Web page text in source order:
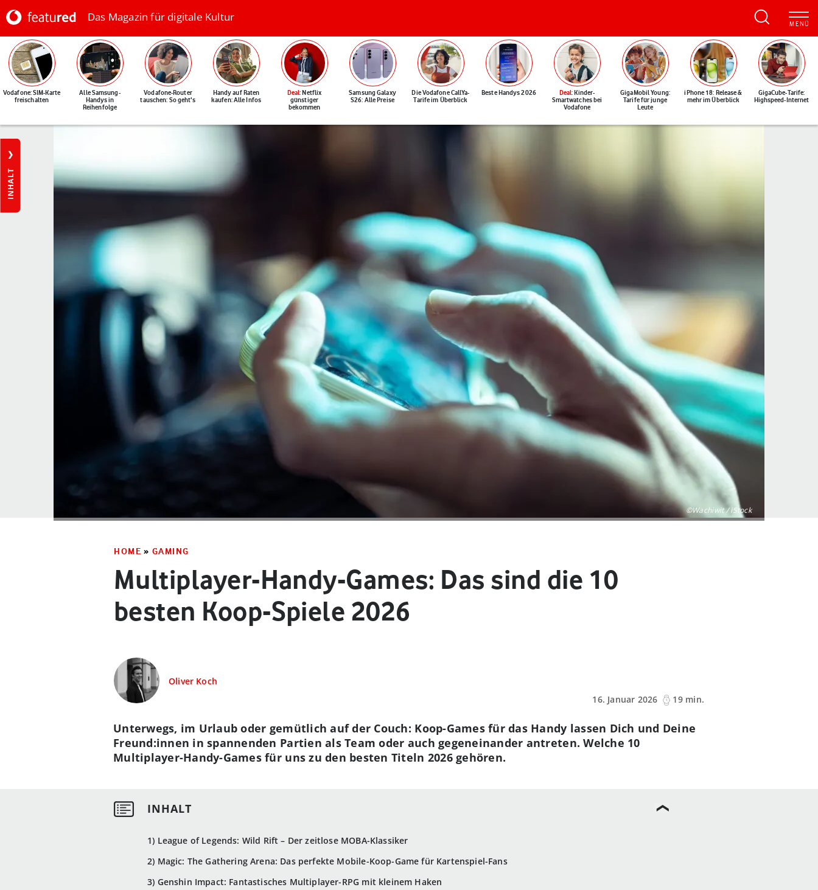
Das Magazin für digitale Kultur
Vodafone: SIM-Karte
freischalten
Alle Samsung-
Handys in
Reihenfolge
Vodafone-Router
tauschen: So geht's
Handy auf Raten
kaufen: Alle Infos
Deal: Netflix
günstiger
bekommen
Samsung Galaxy
S26: Alle Preise
Die Vodafone CallYa-
Tarife im Überblick
Beste Handys 2026 Deal: Kinder-
Smartwatches bei
Vodafone
GigaMobil Young:
Tarife für junge
Leute
iPhone 18: Release &
mehr im Überblick
GigaCube-Tarife:
Highspeed-Internet
INHALT
©Wachiwit / iStock
HOME » GAMING
Multiplayer-Handy-Games: Das sind die 10
besten Koop-Spiele 2026
Oliver Koch
16. Januar 2026
19 min.
1) League of Legends: Wild Rift – Der zeitlose MOBA-Klassiker
2) Magic: The Gathering Arena: Das perfekte Mobile-Koop-Game für Kartenspiel-Fans
3) Genshin Impact: Fantastisches Multiplayer-RPG mit kleinem Haken
Unterwegs, im Urlaub oder gemütlich auf der Couch: Koop-Games für das Handy lassen Dich und Deine
Freund:innen in spannenden Partien als Team oder auch gegeneinander antreten. Welche 10
Multiplayer-Handy-Games für uns zu den besten Titeln 2026 gehören.